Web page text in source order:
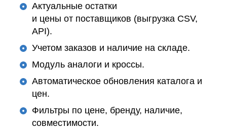
Актуальные остатки
и цены от поставщиков (выгрузка CSV,
API).
Учетом заказов и наличие на складе.
Модуль аналоги и кроссы.
Автоматическое обновления каталога и
цен.
Фильтры по цене, бренду, наличие,
совместимости.